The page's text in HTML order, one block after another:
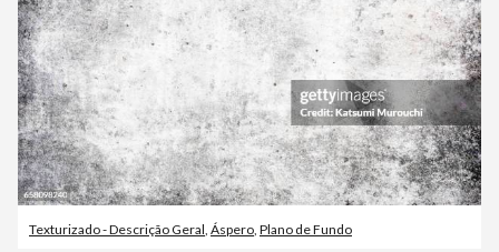
Texturizado - Descrição Geral Áspero Plano de Fundo